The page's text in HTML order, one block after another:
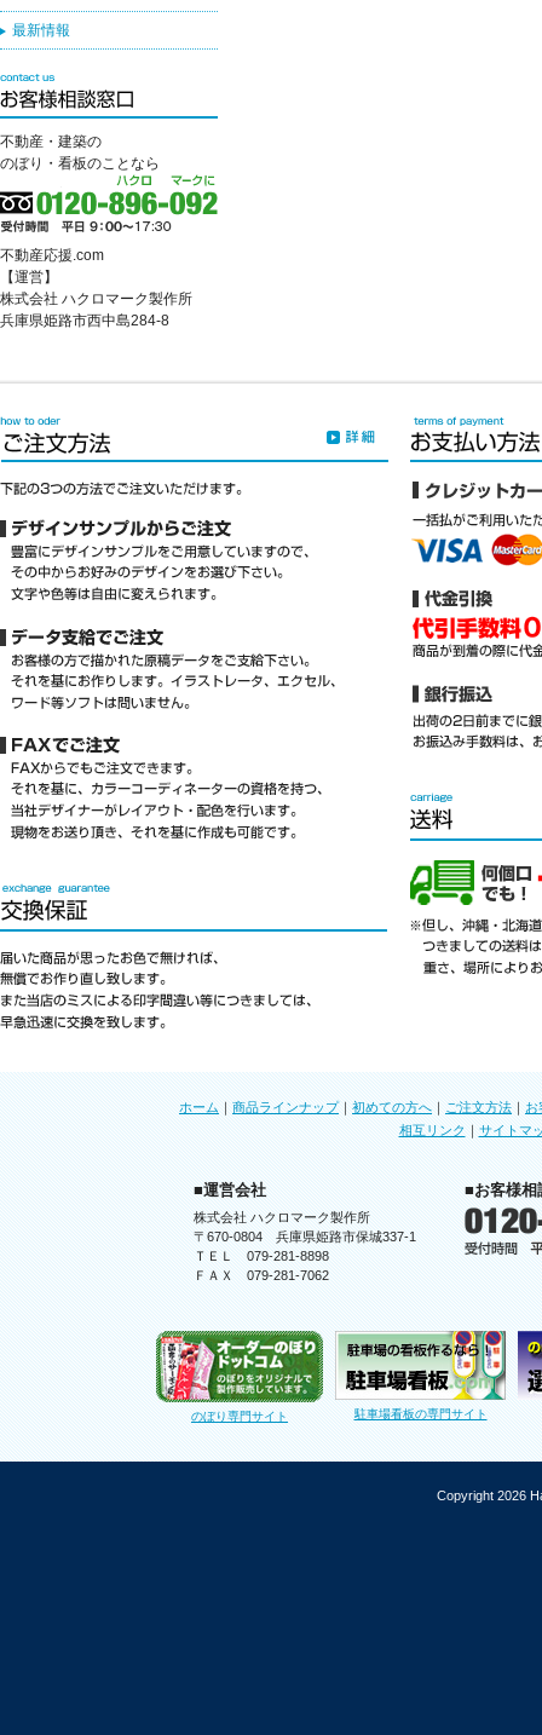
最新情報
不動産・建築の
のぼり・看板のことなら
不動産応援.com
【運営】
株式会社 ハクロマーク製作所
兵庫県姫路市西中島284-8
ホーム ｜ 商品ラインナップ｜ 初めての方へ ｜ ご注文方法 ｜ お
相互リンク ｜ サイトマ
■運営会社
株式会社 ハクロマーク製作所
〒670-0804 兵庫県姫路市保城337-1
ＴＥＬ 079-281-8898
ＦＡＸ 079-281-7062
■お客様相
のぼり専門サイト 駐車場看板の専門サイト
Copyright 2026